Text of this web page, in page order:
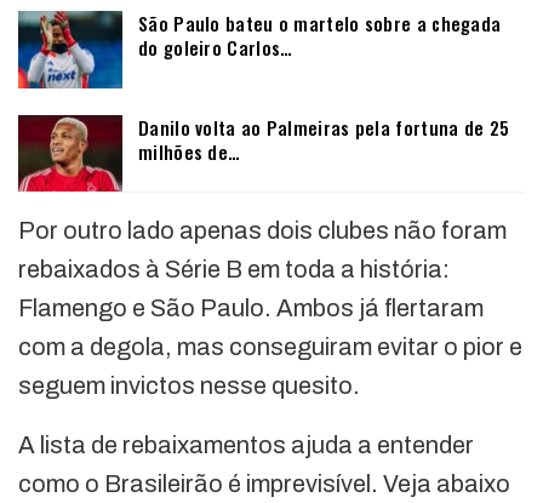
São Paulo bateu o martelo sobre a chegada
do goleiro Carlos…
Danilo volta ao Palmeiras pela fortuna de 25
milhões de…
Por outro lado apenas dois clubes não foram
rebaixados à Série B em toda a história:
Flamengo e São Paulo. Ambos já flertaram
com a degola, mas conseguiram evitar o pior e
seguem invictos nesse quesito.
A lista de rebaixamentos ajuda a entender
como o Brasileirão é imprevisível. Veja abaixo